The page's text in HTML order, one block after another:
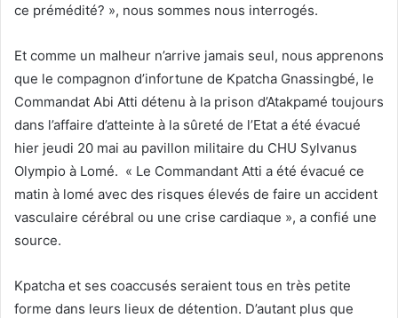
ce prémédité? », nous sommes nous interrogés.
Et comme un malheur n’arrive jamais seul, nous apprenons
que le compagnon d’infortune de Kpatcha Gnassingbé, le
Commandat Abi Atti détenu à la prison d’Atakpamé toujours
dans l’affaire d’atteinte à la sûreté de l’Etat a été évacué
hier jeudi 20 mai au pavillon militaire du CHU Sylvanus
Olympio à Lomé. « Le Commandant Atti a été évacué ce
matin à lomé avec des risques élevés de faire un accident
vasculaire cérébral ou une crise cardiaque », a confié une
source.
Kpatcha et ses coaccusés seraient tous en très petite
forme dans leurs lieux de détention. D’autant plus que